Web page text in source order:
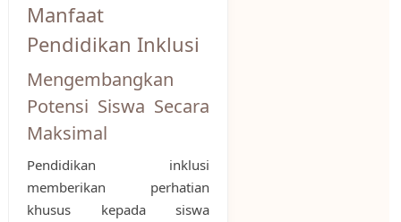
Manfaat
Pendidikan Inklusi
Mengembangkan
Potensi Siswa Secara
Maksimal
Pendidikan inklusi
memberikan perhatian
khusus kepada siswa